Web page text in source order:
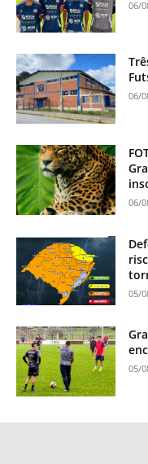
06/
06/
06/
05/
05/